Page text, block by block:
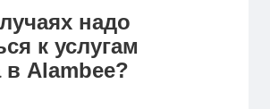
надо
к услугам
в Alambee?